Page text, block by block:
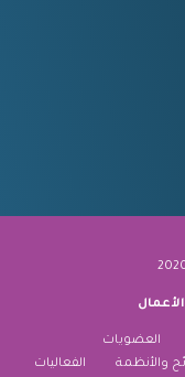
العضويات
والأنظمة الفعاليات